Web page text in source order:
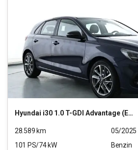
Hyundai i30 1.0 T-GDI Advantage (EURO 6e)(OPF)
28.589 km
05/2025
101 PS/74kW
Benzin